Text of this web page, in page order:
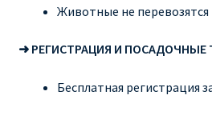
Животные не перевозятся
➜ РЕГИСТРАЦИЯ И ПОСАДОЧНЫЕ
Бесплатная регистрация